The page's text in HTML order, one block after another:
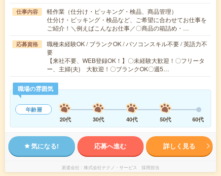
仕事内容
軽作業（仕分け・ピッキング・検品、商品管理）
仕分け・ピッキング・検品など、ご希望に合わせてお仕事を
ご紹介！＼例えばこんなお仕事／〇商品の箱詰め・…
応募資格
職種未経験OK / ブランクOK / パソコンスキル不要 / 英語力不
要
【来社不要、WEB登録OK！】〇未経験大歓迎！〇フリータ
ー、主婦(夫) 大歓迎！〇ブランクOK〇週5…
職場の雰囲気
年齢層
20代
30代 40代 50代 60代
気になる! 応募へ進む 詳しく見る
派遣会社 株式会社テクノ・サービス 採用担当